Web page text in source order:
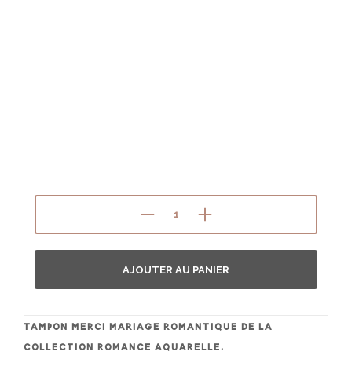
TAMPON MERCI MARIAGE ROMANTIQUE DE LA
COLLECTION ROMANCE AQUARELLE.
AJOUTER AU PANIER